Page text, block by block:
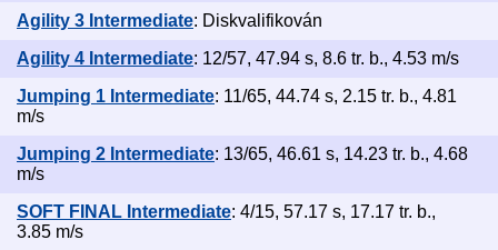
Agility 3 Intermediate: Diskvalifikován
Agility 4 Intermediate: 12/57, 47.94 s, 8.6 tr. b., 4.53 m/s
Jumping 1 Intermediate: 11/65, 44.74 s, 2.15 tr. b., 4.81
m/s
Jumping 2 Intermediate: 13/65, 46.61 s, 14.23 tr. b., 4.68
m/s
SOFT FINAL Intermediate: 4/15, 57.17 s, 17.17 tr. b.,
3.85 m/s